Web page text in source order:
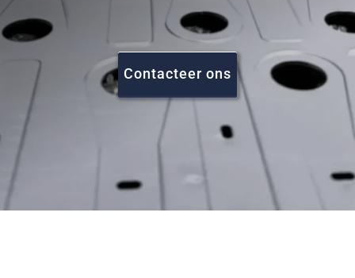
Projecten
FAQ
Vacatures
Contacteer ons